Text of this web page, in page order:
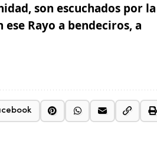
son escuchados por la
Rayo a bendeciros, a